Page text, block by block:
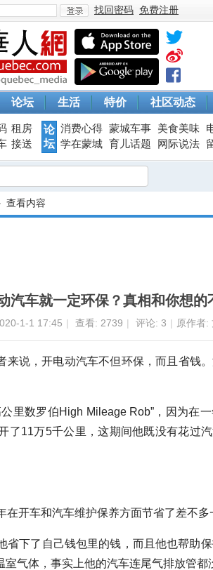
登
录
找回密码 免费注册
论坛 生活 特价 社区动态
租房
接送
论
坛
消费心得 蒙城车事 美食美味
学在蒙城 育儿话题 网际说法
查看内容
汽车就一定环保？真相和你想的
1-1 17:45 | 查看: 2739 | 评论: 3 | 原作者:
来说，开电动汽车不但环保，而且省钱
里数罗伯High Mileage Rob”，因为在
了11万5千公里，这期间他既没有花过
在开车和汽车维护保养方面节省了差不多
省下了自己钱包里的钱，而且他也帮助
气体，事实上他的汽车连尾气排放管都